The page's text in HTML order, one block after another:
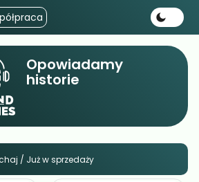
Opowiadamy
historie
/ Już w sprzedaży